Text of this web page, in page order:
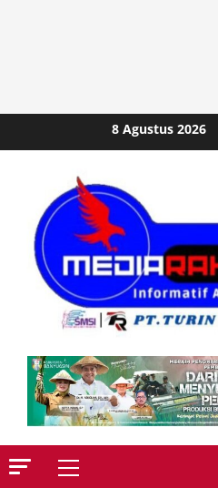
to
8 Agustus 2026
Primary